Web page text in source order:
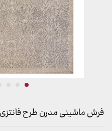
فرش ماشینی مدرن طرح فانتزی کد